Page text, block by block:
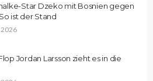
Star Dzeko mit Bosnien gegen
ist der Stand
2026
Jordan Larsson zieht es in die